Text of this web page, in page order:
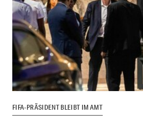
FIFA-PRÄSIDENT BLEIBT IM AMT